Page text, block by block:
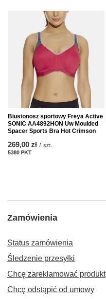
Biustonosz sportowy Freya Active
SONIC AA4892HON Uw Moulded
Spacer Sports Bra Hot Crimson
269,00 zł / szt.
5380 PKT
Zamówienia
Status zamówienia
Śledzenie przesyłki
Chcę zareklamować produkt
Chcę odstąpić od umowy